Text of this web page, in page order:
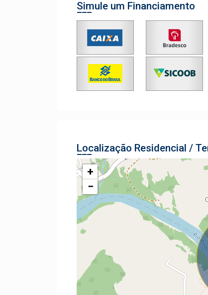
Simule um Financiamento
Localização Residencial /
+
−